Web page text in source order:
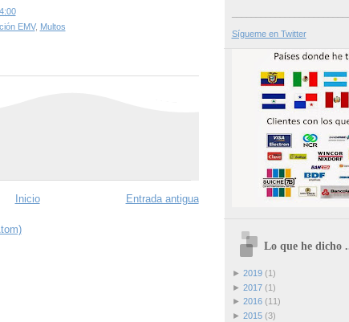
EMV, Multos
Entrada antigua
Inicio
Sígueme en Twitter
Lo que he dicho
► 2019 (1)
► 2017 (1)
► 2016 (11)
► 2015 (3)